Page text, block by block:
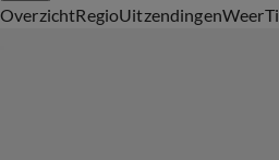
OverzichtRegioUitzendingenWeer